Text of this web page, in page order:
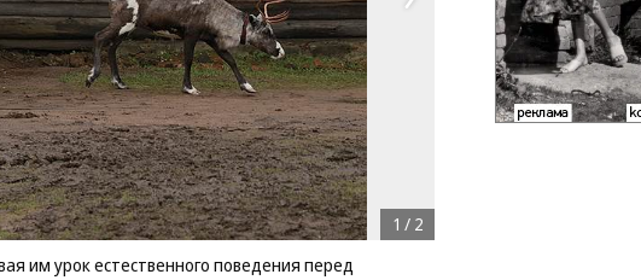
им урок естественного поведения перед
1 / 2